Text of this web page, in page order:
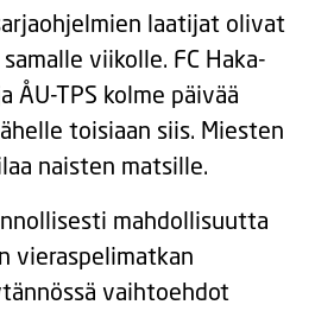
laatijat olivat
viikolle. FC Haka-
ÅU-TPS kolme päivää
toisiaan siis. Miesten
naisten matsille.
mahdollisuutta
vieraspelimatkan
vaihtoehdot